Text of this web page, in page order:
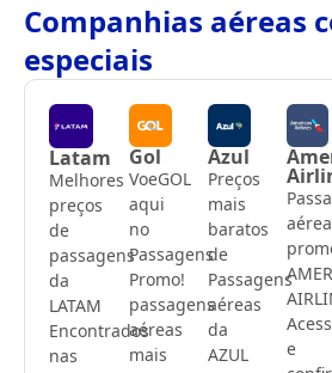
Companhias aéreas
especiais
Latam
Melhores
preços
de
passagens
da
LATAM
Encontrados
nas
Gol
VoeGOL
aqui
no
Passagens
Promo!
passagens
aéreas
mais
Azul
Preços
mais
baratos
de
Passagens
aéreas
da
AZUL
e